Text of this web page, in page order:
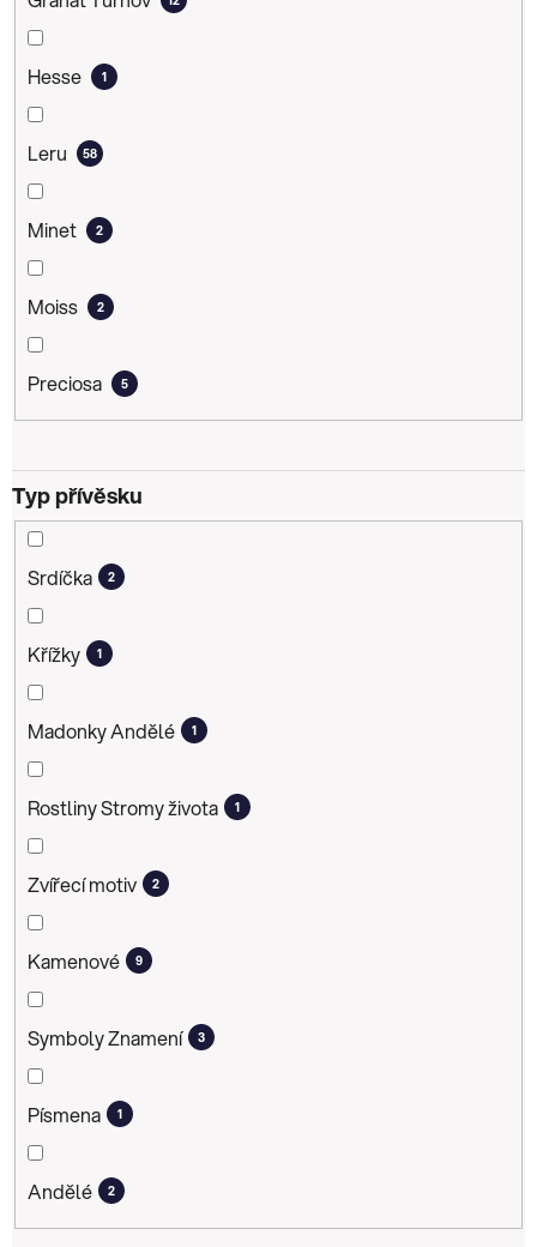
Hesse 1
Leru 58
Minet 2
Moiss 2
Preciosa 5
Typ přívěsku
Srdíčka 2
Křížky 1
Madonky Andělé 1
Rostliny Stromy života 1
Zvířecí motiv 2
Kamenové 9
Symboly Znamení 3
Písmena 1
Andělé 2